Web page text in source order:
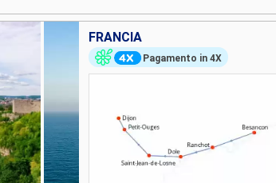
FRANCIA
Pagamento in 4X